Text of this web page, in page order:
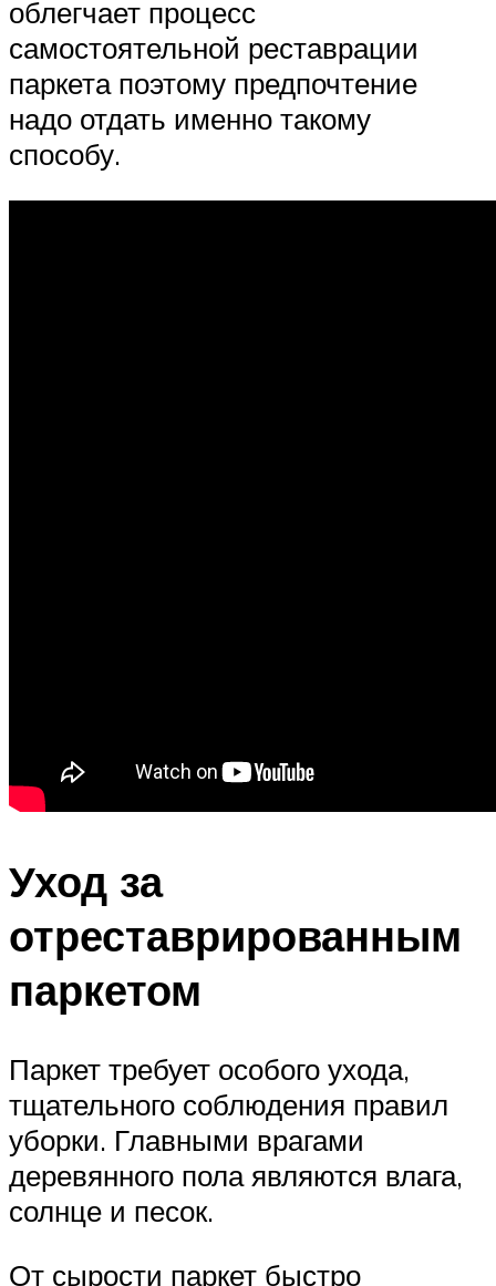
облегчает процесс
самостоятельной реставрации
паркета поэтому предпочтение
надо отдать именно такому
способу.
Уход за
отреставрированным
паркетом
Паркет требует особого ухода,
тщательного соблюдения правил
уборки. Главными врагами
деревянного пола являются влага,
солнце и песок.
От сырости паркет быстро